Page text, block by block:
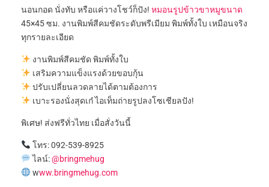
นอนกอด นั่งทับ หรือแค่วางโชว์ก็ปัง! หมอนรูปข้าวขาหมูขนาด
45×45 ซม. งานพิมพ์สีคมชัดระดับพรีเมียม พิมพ์ทั้งใบ เหมือนจริง
ทุกรายละเอียด
งานพิมพ์สีคมชัด พิมพ์ทั้งใบ
เสริมความแข็งแรงด้วยขอบกุ้น
ปรับเปลี่ยนลวดลายได้ตามต้องการ
เบาะรองนั่งสุดเก๋ ไอเท็มถ่ายรูปลงโซเชียลปัง!
พิเศษ! ส่งฟรีทั่วไทย เมื่อสั่งวันนี้
โทร: 092-539-8925
ไลน์:@bringmehug
www.bringmehug.com